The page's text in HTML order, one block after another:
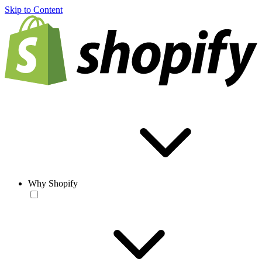
Skip to Content
Why Shopify